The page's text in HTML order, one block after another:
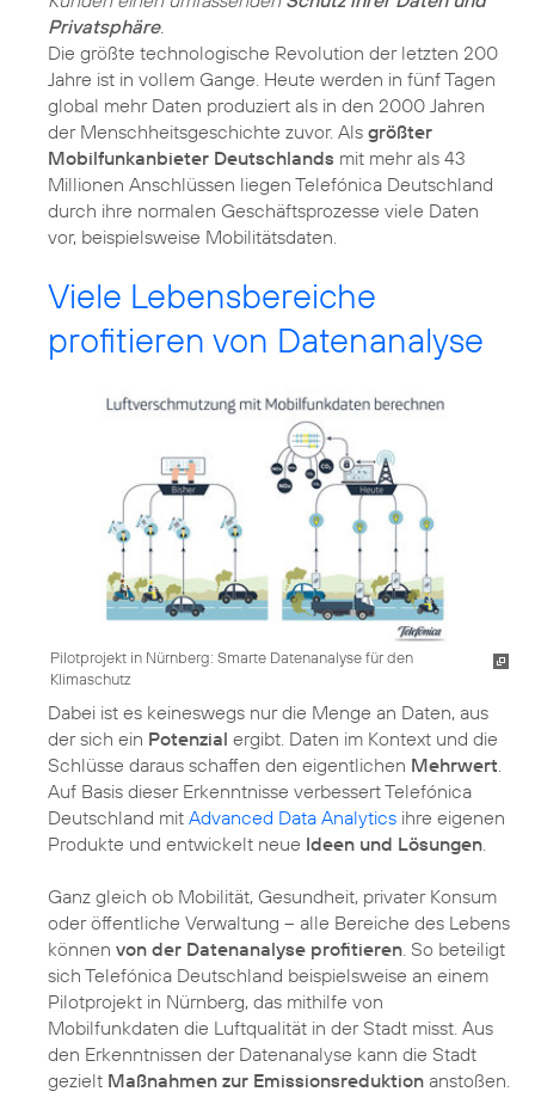
Privatsphäre.
Die größte technologische Revolution der letzten 200
Jahre ist in vollem Gange. Heute werden in fünf Tagen
global mehr Daten produziert als in den 2000 Jahren
der Menschheitsgeschichte zuvor. Als größter
Mobilfunkanbieter Deutschlands mit mehr als 43
Millionen Anschlüssen liegen Telefónica Deutschland
durch ihre normalen Geschäftsprozesse viele Daten
vor, beispielsweise Mobilitätsdaten.
Viele Lebensbereiche
profitieren von Datenanalyse
Pilotprojekt in Nürnberg: Smarte Datenanalyse für den
Klimaschutz
Dabei ist es keineswegs nur die Menge an Daten, aus
der sich ein Potenzial ergibt. Daten im Kontext und die
Schlüsse daraus schaffen den eigentlichen Mehrwert.
Auf Basis dieser Erkenntnisse verbessert Telefónica
Deutschland mit Advanced Data Analytics ihre eigenen
Produkte und entwickelt neue Ideen und Lösungen.
Ganz gleich ob Mobilität, Gesundheit, privater Konsum
oder öffentliche Verwaltung – alle Bereiche des Lebens
können von der Datenanalyse profitieren. So beteiligt
sich Telefónica Deutschland beispielsweise an einem
Pilotprojekt in Nürnberg, das mithilfe von
Mobilfunkdaten die Luftqualität in der Stadt misst. Aus
den Erkenntnissen der Datenanalyse kann die Stadt
gezielt Maßnahmen zur Emissionsreduktion anstoßen.